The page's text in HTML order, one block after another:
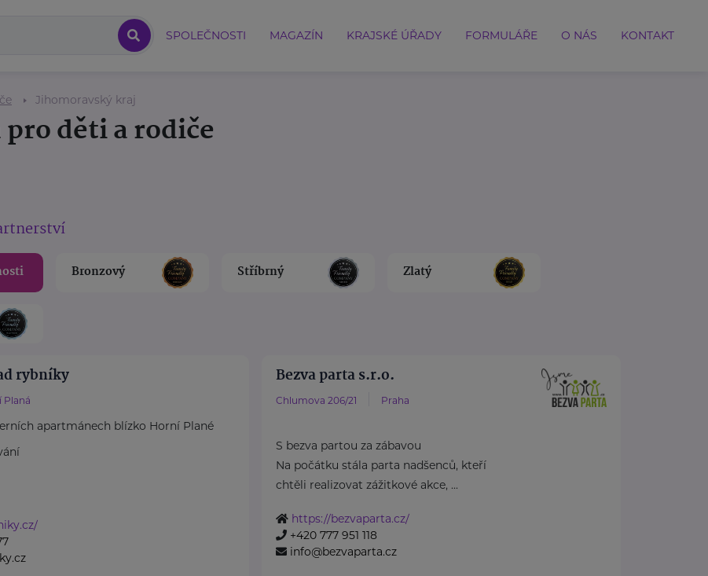
SPOLEČNOSTI MAGAZÍN KRAJSKÉ ÚŘADY FORMULÁŘE O NÁS KONTAKT
Jihomoravský kraj
děti a rodiče
Bronzový Stříbrný Zlatý
rybníky
Planá
apartmánech blízko Horní Plané
Bezva parta s.r.o.
Chlumova 206/21 Praha
S bezva partou za zábavou
Na počátku stála parta nadšenců, kteří
chtěli realizovat zážitkové akce, ...
https://bezvaparta.cz/
+420 777 951 118
info@bezvaparta.cz